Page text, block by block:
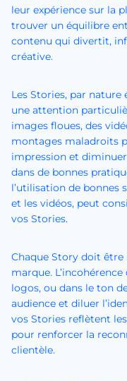
leur expérience sur la
trouver un équilibre
contenu qui divertit,
créative.
Les Stories, par
une attention
images floues, des
montages maladroits
impression et
dans de bonnes
l’utilisation de bonnes
et les vidéos, peut
vos Stories.
Chaque Story doit
marque.
logos, ou dans le ton
audience et diluer
vos Stories reflètent
pour renforcer la
clientèle.